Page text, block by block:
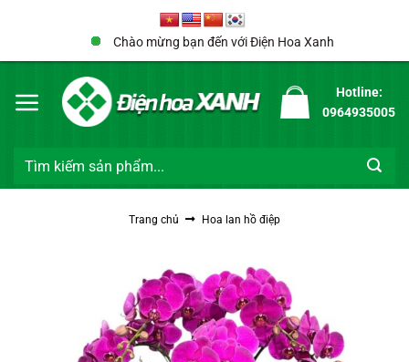
Chào mừng bạn đến với Điện Hoa Xanh
Hotline:
0964935005
Tìm
Trang chủ Hoa lan hồ điệp